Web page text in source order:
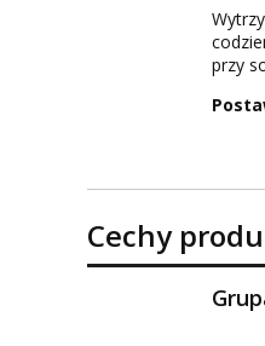
przy
Cechy